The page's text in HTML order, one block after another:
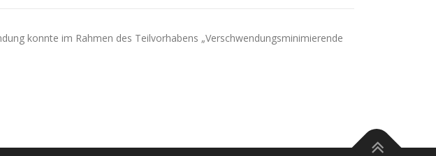
konnte im Rahmen des Teilvorhabens „Verschwendungsminimierende